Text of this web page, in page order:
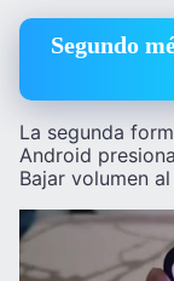
Segundo
La segunda
Android
Bajar volumen